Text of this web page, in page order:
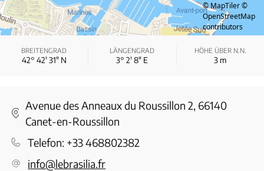
© MapTiler ©
OpenStreetMap
contributors
BREITENGRAD
42° 42′ 31″ N
LÄNGENGRAD
3° 2′ 8″ E
HÖHE ÜBER N.N.
3 m
Avenue des Anneaux du Roussillon 2, 66140
Canet-en-Roussillon
Telefon: +33 468802382
info@lebrasilia.fr